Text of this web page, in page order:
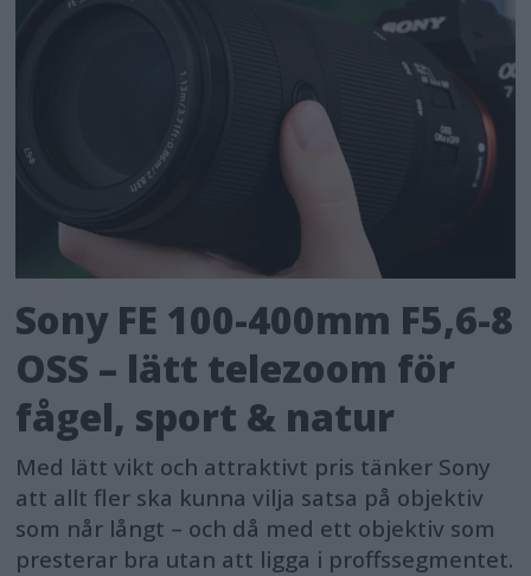
Sony FE 100-400mm F5,6-8
OSS – lätt telezoom för
fågel, sport & natur
Med lätt vikt och attraktivt pris tänker Sony
att allt fler ska kunna vilja satsa på objektiv
som når långt – och då med ett objektiv som
presterar bra utan att ligga i proffssegmentet.